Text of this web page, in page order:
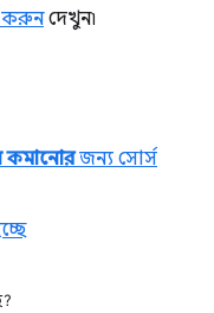
করুনদেখুন৷
কমানোরজন্য সোর্স